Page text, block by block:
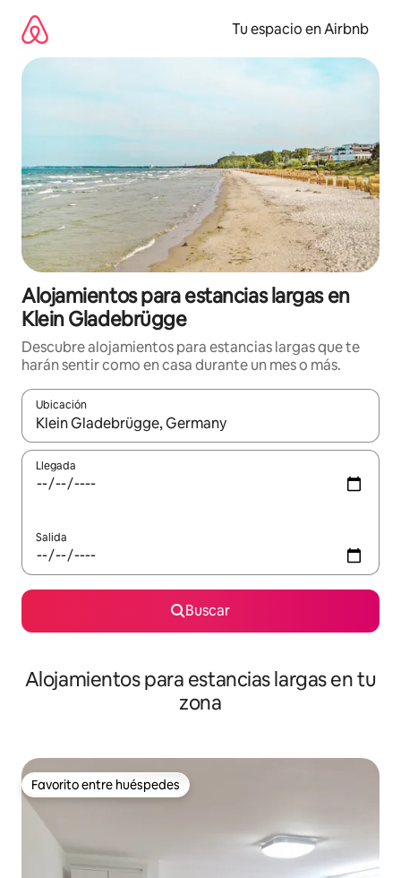
contenido
Tu espacio en Airbnb
Alojamientos para estancias largas en
Klein Gladebrügge
Descubre alojamientos para estancias largas que te
harán sentir como en casa durante un mes o más.
Ubicación
Cuando los resultados estén disponibles, podrás navegar
Llegada
Salida
Buscar
Alojamientos para estancias largas en tu
zona
Favorito entre huéspedes
Favorito entre huéspedes